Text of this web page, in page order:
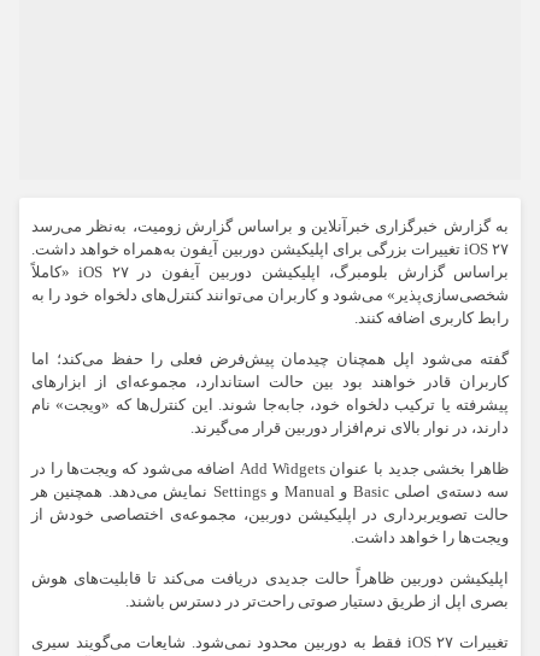
به گزارش خبرگزاری خبرآنلاین و براساس گزارش زومیت، به‌نظر می‌رسد
iOS ۲۷ تغییرات بزرگی برای اپلیکیشن دوربین آیفون به‌همراه خواهد داشت.
براساس گزارش بلومبرگ، اپلیکیشن دوربین آیفون در iOS ۲۷ «کاملاً
شخصی‌سازی‌پذیر» می‌شود و کاربران می‌توانند کنترل‌های دلخواه خود را به
رابط کاربری اضافه کنند.
گفته می‌شود اپل همچنان چیدمان پیش‌فرض فعلی را حفظ می‌کند؛ اما
کاربران قادر خواهند بود بین حالت استاندارد، مجموعه‌ای از ابزارهای
پیشرفته یا ترکیب دلخواه خود، جابه‌جا شوند. این کنترل‌ها که «ویجت» نام
دارند، در نوار بالای نرم‌افزار دوربین قرار می‌گیرند.
ظاهرا بخشی جدید با عنوان Add Widgets اضافه می‌شود که ویجت‌ها را در
سه دسته‌ی اصلی Basic و Manual و Settings نمایش می‌دهد. همچنین هر
حالت تصویربرداری در اپلیکیشن دوربین، مجموعه‌ی اختصاصی خودش از
ویجت‌ها را خواهد داشت.
اپلیکیشن دوربین ظاهراً حالت جدیدی دریافت می‌کند تا قابلیت‌های هوش
بصری اپل از طریق دستیار صوتی راحت‌تر در دسترس باشند.
تغییرات iOS ۲۷ فقط به دوربین محدود نمی‌شود. شایعات می‌گویند سیری